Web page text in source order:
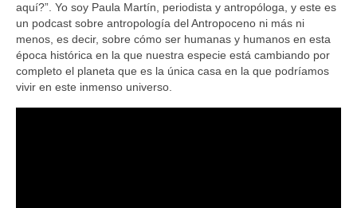
aquí?”. Yo soy Paula Martín, periodista y antropóloga, y este es
un podcast sobre antropología del Antropoceno ni más ni
menos, es decir, sobre cómo ser humanas y humanos en esta
época histórica en la que nuestra especie está cambiando por
completo el planeta que es la única casa en la que podríamos
vivir en este inmenso universo.